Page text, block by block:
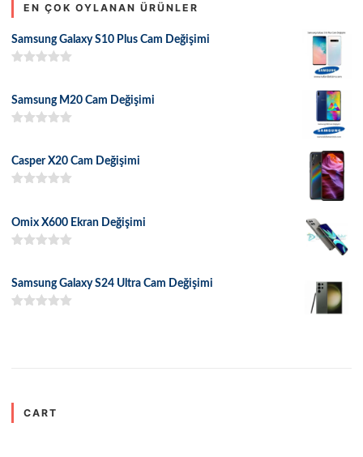
EN ÇOK OYLANAN ÜRÜNLER
Samsung Galaxy S10 Plus Cam Değişimi
Samsung M20 Cam Değişimi
Casper X20 Cam Değişimi
Omix X600 Ekran Değişimi
Samsung Galaxy S24 Ultra Cam Değişimi
CART